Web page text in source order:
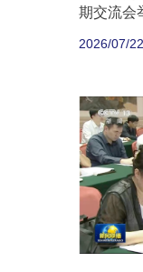
期交流会
2026/07/22